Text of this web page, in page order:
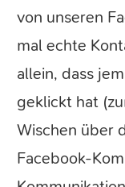
von unseren
mal echte
allein, dass
geklickt hat
Wischen über
Facebook-